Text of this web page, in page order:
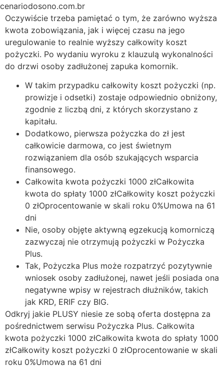
cenariodosono.com.brIr
para
o
conteúdo
Oczywiście trzeba pamiętać o tym, że zarówno wyższa
kwota zobowiązania, jak i więcej czasu na jego
uregulowanie to realnie wyższy całkowity koszt
pożyczki. Po wydaniu wyroku z klauzulą wykonalności
do drzwi osoby zadłużonej zapuka komornik.
W takim przypadku całkowity koszt pożyczki (np.
prowizje i odsetki) zostaje odpowiednio obniżony,
zgodnie z liczbą dni, z których skorzystano z
kapitału.
Dodatkowo, pierwsza pożyczka do zł jest
całkowicie darmowa, co jest świetnym
rozwiązaniem dla osób szukających wsparcia
finansowego.
Całkowita kwota pożyczki 1000 zł‍Całkowita
kwota do spłaty 1000 zł‍Całkowity koszt pożyczki
0 zł‍Oprocentowanie w skali roku 0%‍Umowa na 61
dni
Nie, osoby objęte aktywną egzekucją komorniczą
zazwyczaj nie otrzymują pożyczki w Pożyczka
Plus.
Tak, Pożyczka Plus może rozpatrzyć pozytywnie
wniosek osoby zadłużonej, nawet jeśli posiada ona
negatywne wpisy w rejestrach dłużników, takich
jak KRD, ERIF czy BIG.
Odkryj jakie PLUSY niesie ze sobą oferta dostępna za
pośrednictwem serwisu Pożyczka Plus. Całkowita
kwota pożyczki 1000 zł‍Całkowita kwota do spłaty 1000
zł‍Całkowity koszt pożyczki 0 zł‍Oprocentowanie w skali
roku 0%‍Umowa na 61 dni